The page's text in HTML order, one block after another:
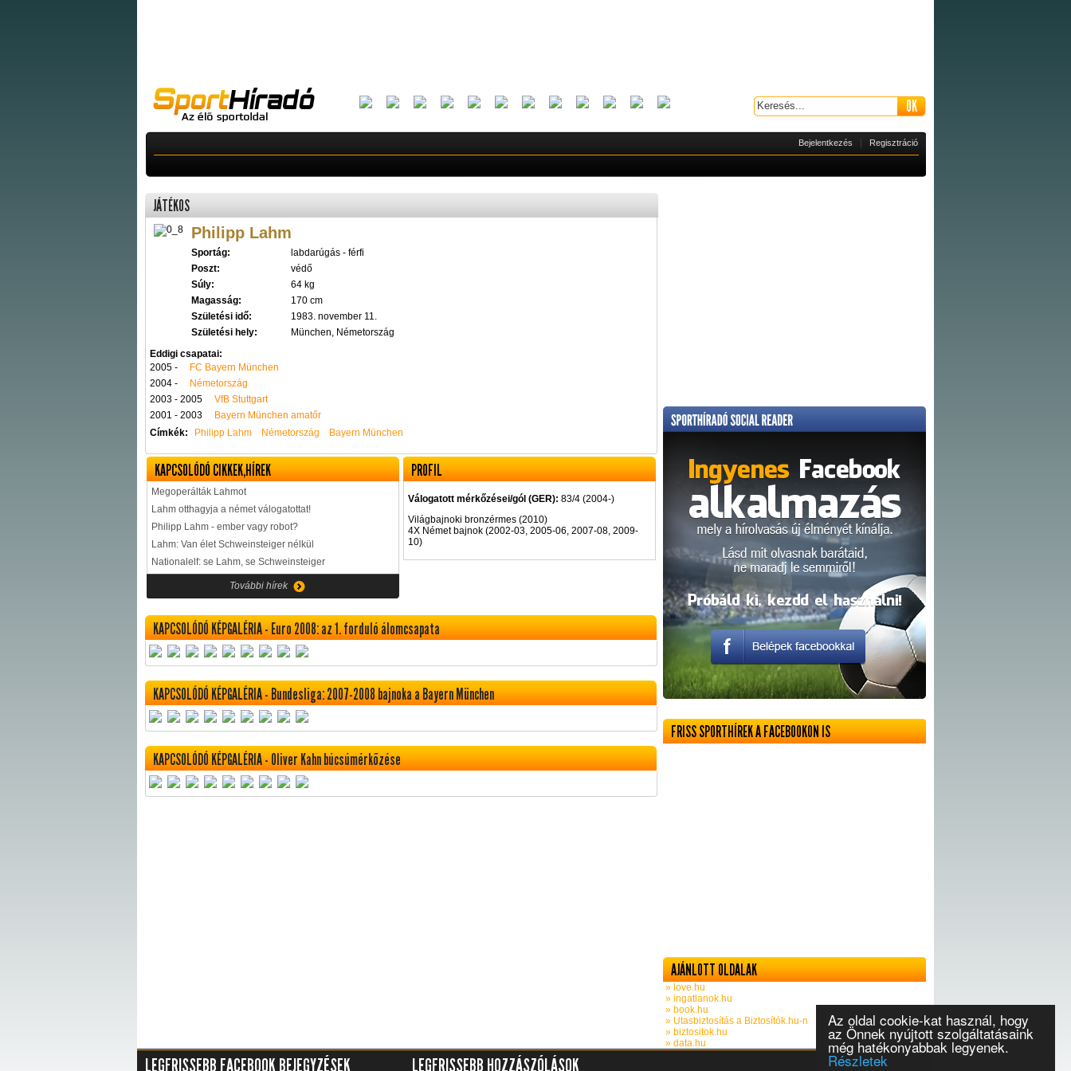
Az oldal cookie-kat használ, hogy
az Önnek nyújtott szolgáltatásaink
még hatékonyabbak legyenek.
Részletek
Bejelentkezés Regisztráció
JÁTÉKOS
Philipp Lahm
Sportág:
labdarúgás - férfi
Poszt:
védő
Súly:
64 kg
Magasság:
170 cm
Születési idő:
1983. november 11.
Születési hely:
München, Németország
Eddigi csapatai:
2005 -
FC Bayern München
2004 -
Németország
2003 - 2005
VfB Stuttgart
2001 - 2003
Bayern München amatőr
Címkék:
Philipp Lahm Németország Bayern München
KAPCSOLÓDÓ CIKKEK,HÍREK
Megoperálták Lahmot
Lahm otthagyja a német válogatottat!
Philipp Lahm - ember vagy robot?
Lahm: Van élet Schweinsteiger nélkül
Nationalelf: se Lahm, se Schweinsteiger
További hírek
PROFIL
Válogatott mérkőzései/gól (GER): 83/4 (2004-)
Világbajnoki bronzérmes (2010)
4X Német bajnok (2002-03, 2005-06, 2007-08, 2009-
10)
KAPCSOLÓDÓ KÉPGALÉRIA - Euro 2008: az 1. forduló álomcsapata
KAPCSOLÓDÓ KÉPGALÉRIA - Bundesliga: 2007-2008 bajnoka a Bayern München
KAPCSOLÓDÓ KÉPGALÉRIA - Oliver Kahn búcsúmérkőzése
FRISS SPORTHÍREK A FACEBOOKON IS
AJÁNLOTT OLDALAK
» love.hu
» ingatlanok.hu
» book.hu
» Utasbiztosítás a Biztosítók.hu-n
» biztositok.hu
» data.hu
LEGFRISSEBB FACEBOOK BEJEGYZÉSEK LEGFRISSEBB HOZZÁSZÓLÁSOK